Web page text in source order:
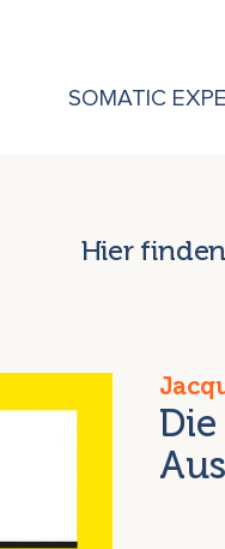
SOMATIC
Hier